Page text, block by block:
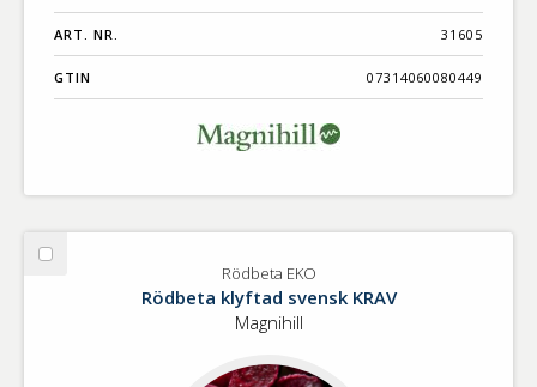
ART. NR. 31605
GTIN 07314060080449
Välj
Rödbeta EKO
Rödbeta klyftad svensk KRAV
Magnihill